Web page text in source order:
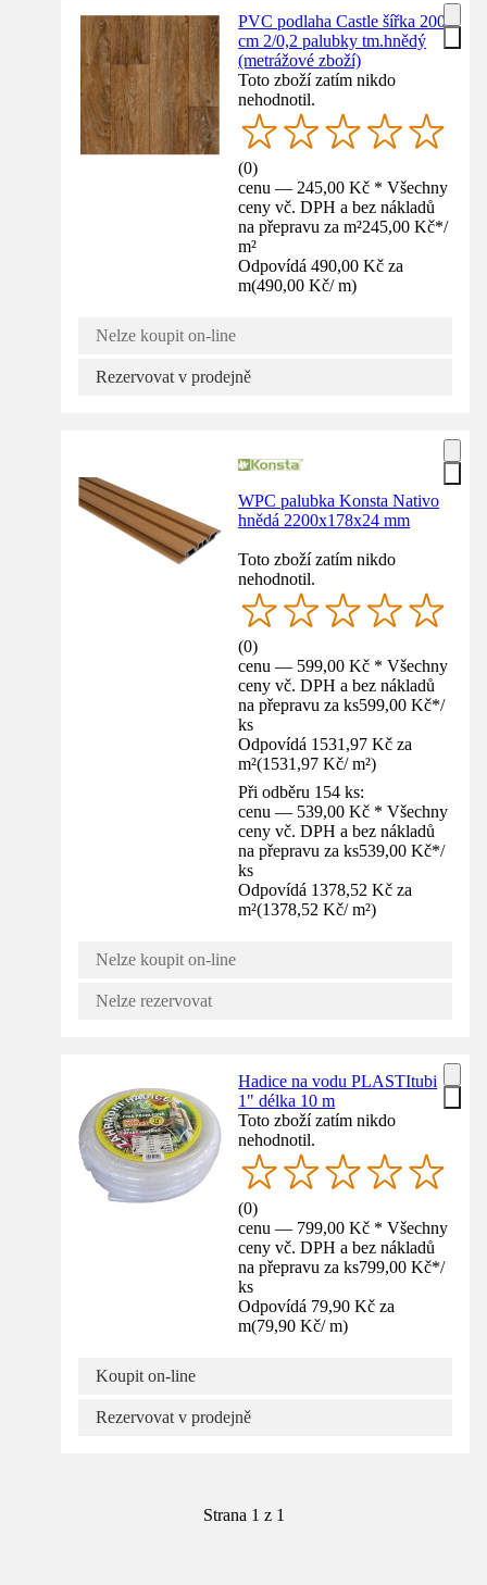
PVC podlaha Castle šířka 200
cm 2/0,2 palubky tm.hnědý
(metrážové zboží)
Toto zboží zatím nikdo
nehodnotil.
(0)
cenu — 245,00 Kč * Všechny
ceny vč. DPH a bez nákladů
na přepravu za m²245,00 Kč*/
m²
Odpovídá 490,00 Kč za
m(490,00 Kč/ m)
Nelze koupit on-line
Rezervovat v prodejně
WPC palubka Konsta Nativo
hnědá 2200x178x24 mm
Toto zboží zatím nikdo
nehodnotil.
(0)
cenu — 599,00 Kč * Všechny
ceny vč. DPH a bez nákladů
na přepravu za ks599,00 Kč*/
ks
Odpovídá 1531,97 Kč za
m²(1531,97 Kč/ m²)
Při odběru 154 ks:
cenu — 539,00 Kč * Všechny
ceny vč. DPH a bez nákladů
na přepravu za ks539,00 Kč*/
ks
Odpovídá 1378,52 Kč za
m²(1378,52 Kč/ m²)
Nelze koupit on-line
Nelze rezervovat
Hadice na vodu PLASTItubi
1" délka 10 m
Toto zboží zatím nikdo
nehodnotil.
(0)
cenu — 799,00 Kč * Všechny
ceny vč. DPH a bez nákladů
na přepravu za ks799,00 Kč*/
ks
Odpovídá 79,90 Kč za
m(79,90 Kč/ m)
Koupit on-line
Rezervovat v prodejně
Strana 1 z 1